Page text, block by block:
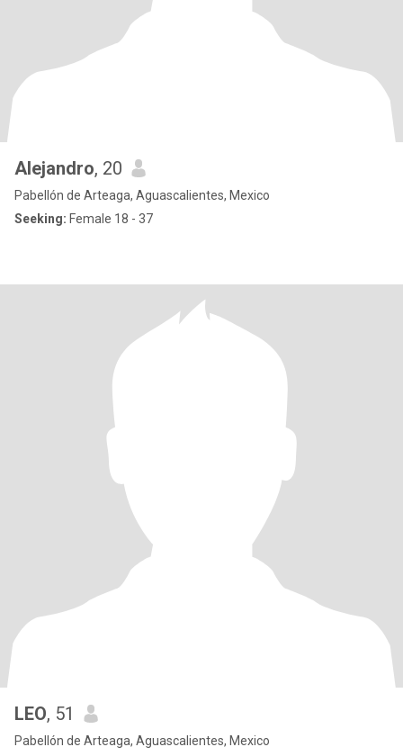
Alejandro, 20
Pabellón de Arteaga, Aguascalientes, Mexico
Seeking: Female 18 - 37
LEO, 51
Pabellón de Arteaga, Aguascalientes, Mexico